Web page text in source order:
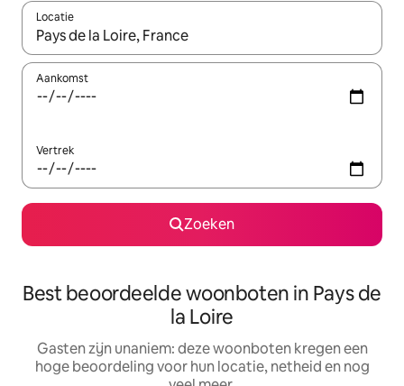
Locatie
Wanneer er suggesties beschikbaar zijn, maak je een keuze
Aankomst
Vertrek
Zoeken
Best beoordeelde woonboten in Pays de
la Loire
Gasten zijn unaniem: deze woonboten kregen een
hoge beoordeling voor hun locatie, netheid en nog